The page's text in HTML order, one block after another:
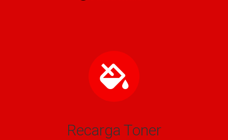
Recarga Toner